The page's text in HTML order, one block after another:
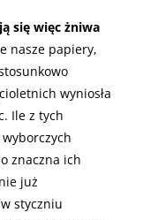
się więc żniwa
nasze papiery,
wyniosła
Ile z tych
znaczna ich
już
styczniu